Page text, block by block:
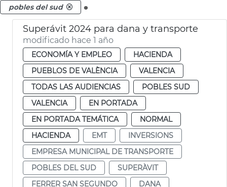
pobles del sud
Superávit 2024 para dana y transporte
modificado hace 1 año
ECONOMÍA Y EMPLEO
HACIENDA
PUEBLOS DE VALÈNCIA
VALENCIA
TODAS LAS AUDIENCIAS
POBLES SUD
VALENCIA
EN PORTADA
EN PORTADA TEMÁTICA
NORMAL
HACIENDA
EMT
INVERSIONS
EMPRESA MUNICIPAL DE TRANSPORTE
POBLES DEL SUD
SUPERÀVIT
FERRER SAN SEGUNDO
DANA